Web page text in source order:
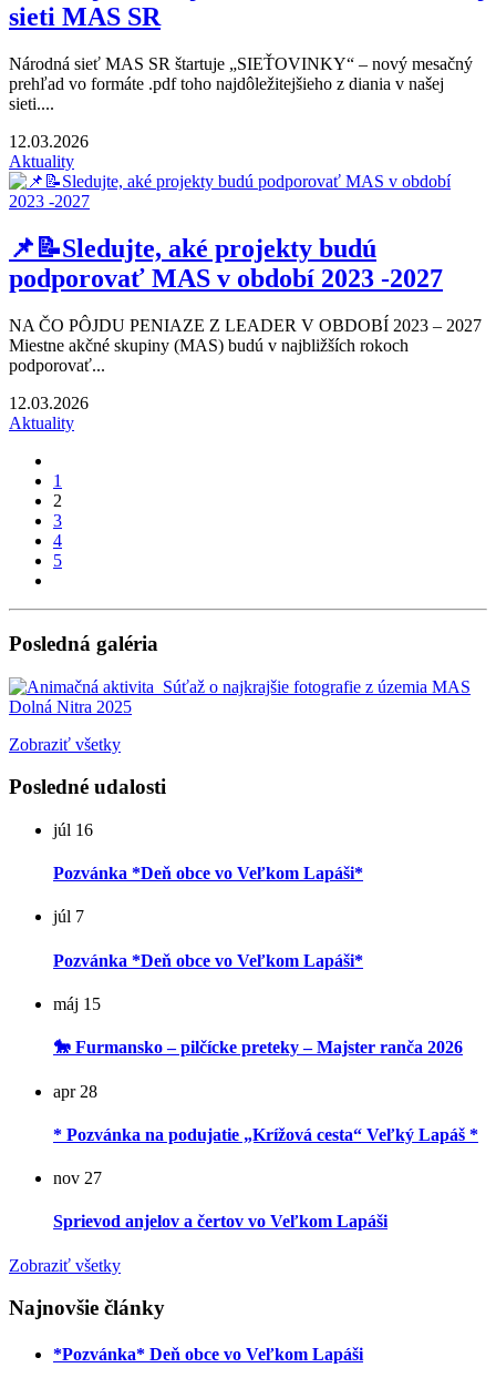
sieti MAS SR
Národná sieť MAS SR štartuje „SIEŤOVINKY“ – nový mesačný
prehľad vo formáte .pdf toho najdôležitejšieho z diania v našej
sieti....
12.03.2026
Aktuality
📌📝Sledujte, aké projekty budú
podporovať MAS v období 2023 -2027
NA ČO PÔJDU PENIAZE Z LEADER V OBDOBÍ 2023 – 2027
Miestne akčné skupiny (MAS) budú v najbližších rokoch
podporovať...
12.03.2026
Aktuality
1
2
3
4
5
Posledná galéria
Zobraziť všetky
Posledné udalosti
júl 16
Pozvánka *Deň obce vo Veľkom Lapáši*
júl 7
Pozvánka *Deň obce vo Veľkom Lapáši*
máj 15
🐎 Furmansko – pilčícke preteky – Majster ranča 2026
apr 28
* Pozvánka na podujatie „Krížová cesta“ Veľký Lapáš *
nov 27
Sprievod anjelov a čertov vo Veľkom Lapáši
Zobraziť všetky
Najnovšie články
*Pozvánka* Deň obce vo Veľkom Lapáši